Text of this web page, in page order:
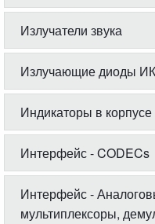
Излучатели звука
Излучающие диоды
Индикаторы в корпусе
Интерфейс - CODECs
Интерфейс -
мультиплексоры,